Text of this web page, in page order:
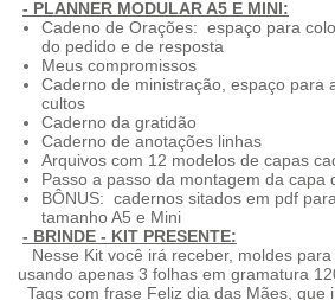
- PLANNER MODULAR A5 E MINI:
Cadeno de Orações: espaço para
do pedido e de resposta
Meus compromissos
Caderno de ministração, espaço para
cultos
Caderno da gratidão
Caderno de anotações linhas
Arquivos com 12 modelos de capas
Passo a passo da montagem da capa
BÔNUS: cadernos sitados em pdf
tamanho A5 e Mini
- BRINDE - KIT PRESENTE:
Nesse Kit você irá receber, moldes
usando apenas 3 folhas em gramatura
Tags com frase Feliz dia das Mães, que